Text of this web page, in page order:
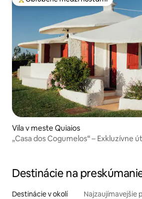
Najobľúbenejšie medzi hosťami
Vila v meste Quiaios
„Casa dos Cogumelos“ – Exkluzívne
Destinácie na
Destinácie v okolí Najzaujímavejšie